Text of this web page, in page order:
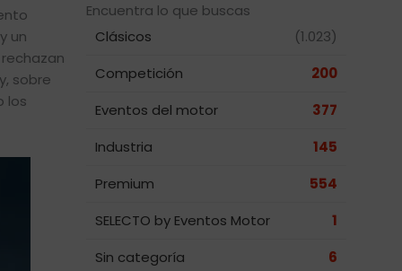
un
sobre
los
Encuentra lo que buscas
Clásicos
(1.023)
Competición
200
Eventos del motor
377
Industria
145
Premium
554
SELECTO by Eventos Motor
1
Sin categoría
6